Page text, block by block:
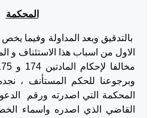
المحكمة
بالتدقيق وبعد المداولة وفيما
الاول من اسباب هذا الاستئناف و
وبرجوعنا للحكم المستأنف ،
المحكمة التي اصدرته ورقم
القاضي الذي اصدره واسماء